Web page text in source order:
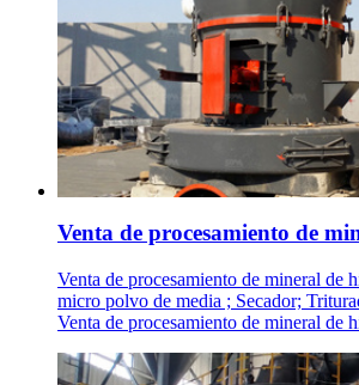
Venta de procesamiento de
Venta de procesamiento de mineral de
micro polvo de media ; Secador;
Venta de procesamiento de mineral de